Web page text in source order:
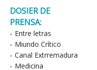
DOSIER DE
PRENSA:
- Entre letras
- Miundo Crítico
- Canal Extrremadura
- Medicina